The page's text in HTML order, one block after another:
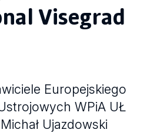
Visegrad
Europejskiego
WPiA UŁ
Ujazdowski